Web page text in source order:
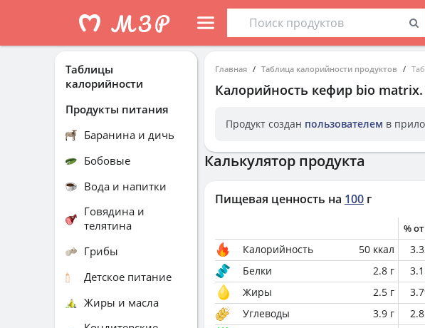
Главная Таблица калорийности продуктов
Калорийность кефир bio matrix
Продукт создан пользователем в
Калькулятор продукта
Пищевая ценность на 100 г
%
Калорийность 50 ккал
Белки
2.8 г
Жиры
2.5 г
Углеводы
3.9 г
Таблицы
калорийности
Продукты питания
Баранина и дичь
Бобовые
Вода и напитки
Говядина и
телятина
Грибы
Детское питание
Жиры и масла